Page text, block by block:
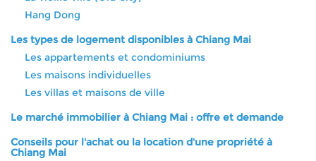
Hang Dong
Les types de logement disponibles à Chiang Mai
Les appartements et condominiums
Les maisons individuelles
Les villas et maisons de ville
Le marché immobilier à Chiang Mai : offre et demande
Conseils pour l'achat ou la location d'une propriété à
Chiang Mai